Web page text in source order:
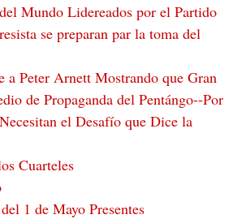
Mundo Lidereados por el Partido
se preparan par la toma del
a Peter Arnett Mostrando que Gran
de Propaganda del Pentángo--Por
el Desafío que Dice la
Cuarteles
1 de Mayo Presentes